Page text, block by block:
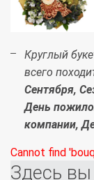
Круглый
всего
Сентября,
День
компании,
Cannot find
Здесь